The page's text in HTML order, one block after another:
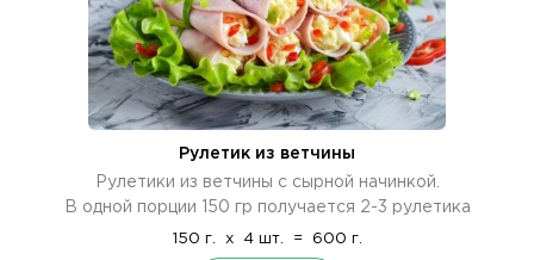
Рулетик из ветчины
Рулетики из ветчины с сырной начинкой.
В одной порции 150 гр получается 2-3 рулетика
150 г. x 4 шт. = 600 г.